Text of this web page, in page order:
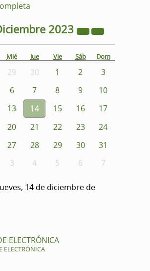
2023
Mié Jue Vie Sáb Dom
29 30 1 2
3
6 7 8 9
10
13 14 15 16
17
20 21 22 23
24
27 28 29 30
31
3 4 5 6 7
14 de diciembre de
ELECTRÓNICA
ELECTRÓNICA